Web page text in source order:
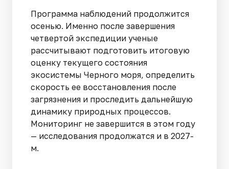
Программа наблюдений продолжится
осенью. Именно после завершения
четвертой экспедиции ученые
рассчитывают подготовить итоговую
оценку текущего состояния
экосистемы Черного моря, определить
скорость ее восстановления после
загрязнения и проследить дальнейшую
динамику природных процессов.
Мониторинг не завершится в этом году
— исследования продолжатся и в 2027-
м.